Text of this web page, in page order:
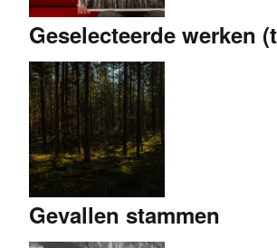
Geselecteerde werken
Gevallen stammen